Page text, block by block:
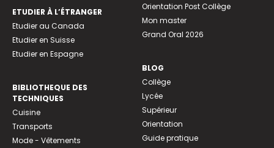
ETUDIER À L’ÉTRANGER
Etudier au Canada
Etudier en Suisse
Etudier en Espagne
BIBLIOTHEQUE DES
TECHNIQUES
Cuisine
Transports
Mode - Vêtements
Orientation Post Collège
Mon master
Grand Oral 2026
BLOG
Collège
Lycée
Supérieur
Orientation
Guide pratique